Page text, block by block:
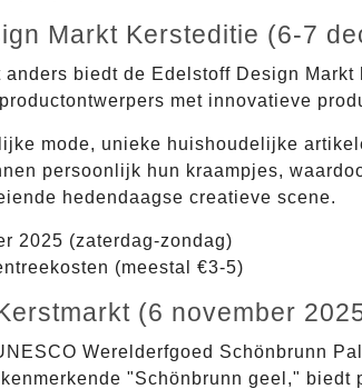
Markt Kersteditie (6-7
anders biedt de Edelstoff Design
met innovatieve
mode, unieke huishoudelijke
persoonlijk hun kraampjes,
hedendaagse creatieve scene.
2025 (zaterdag-zondag)
(meestal €3-5)
(6 november
Werelderfgoed Schönbrunn
"Schönbrunn geel,"